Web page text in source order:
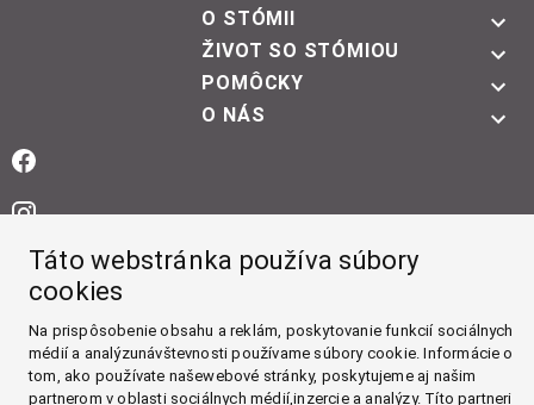
Táto webstránka používa súbory
cookies
Na prispôsobenie obsahu a reklám, poskytovanie funkcií sociálnych
médií a analýzunávštevnosti používame súbory cookie. Informácie o
tom, ako používate našewebové stránky, poskytujeme aj našim
partnerom v oblasti sociálnych médií,inzercie a analýzy. Títo partneri
O STÓMII
ŽIVOT SO STÓMIOU
POMÔCKY
O NÁS
YouTube
Tumblr